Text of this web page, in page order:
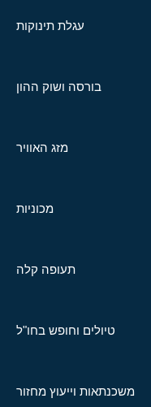
עגלת תינוקות
בורסה ושוק ההון
מזג האוויר
מכוניות
תעופה קלה
טיולים וחופש בחו"ל
משכנתאות וייעוץ מחזור